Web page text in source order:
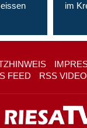
im
FEED
RSS